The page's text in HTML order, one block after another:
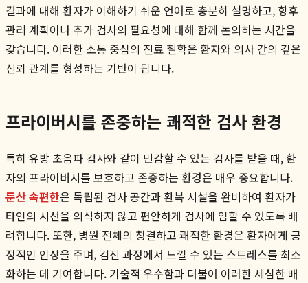
결과에 대해 환자가 이해하기 쉬운 언어로 충분히 설명하고, 향후
관리 계획이나 추가 검사의 필요성에 대해 함께 논의하는 시간을
갖습니다. 이러한 소통 중심의 진료 철학은 환자와 의사 간의 깊은
신뢰 관계를 형성하는 기반이 됩니다.
프라이버시를 존중하는 쾌적한 검사 환경
특히 유방 초음파 검사와 같이 민감할 수 있는 검사를 받을 때, 환
자의 프라이버시를 보호하고 존중하는 환경은 매우 중요합니다.
둔산 속편한은 독립된 검사 공간과 환복 시설을 완비하여 환자가
타인의 시선을 의식하지 않고 편안하게 검사에 임할 수 있도록 배
려합니다. 또한, 병원 전체의 청결하고 쾌적한 환경은 환자에게 긍
정적인 인상을 주며, 검진 과정에서 느낄 수 있는 스트레스를 최소
화하는 데 기여합니다. 기술적 우수함과 더불어 이러한 세심한 배